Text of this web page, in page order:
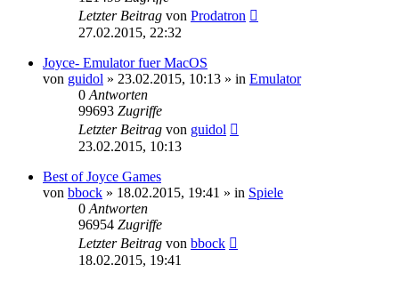
Letzter Beitrag von Prodatron
27.02.2015, 22:32
Joyce- Emulator fuer MacOS
von guidol » 23.02.2015, 10:13 » in Emulator
0 Antworten
99693 Zugriffe
Letzter Beitrag von guidol
23.02.2015, 10:13
Best of Joyce Games
von bbock » 18.02.2015, 19:41 » in Spiele
0 Antworten
96954 Zugriffe
Letzter Beitrag von bbock
18.02.2015, 19:41